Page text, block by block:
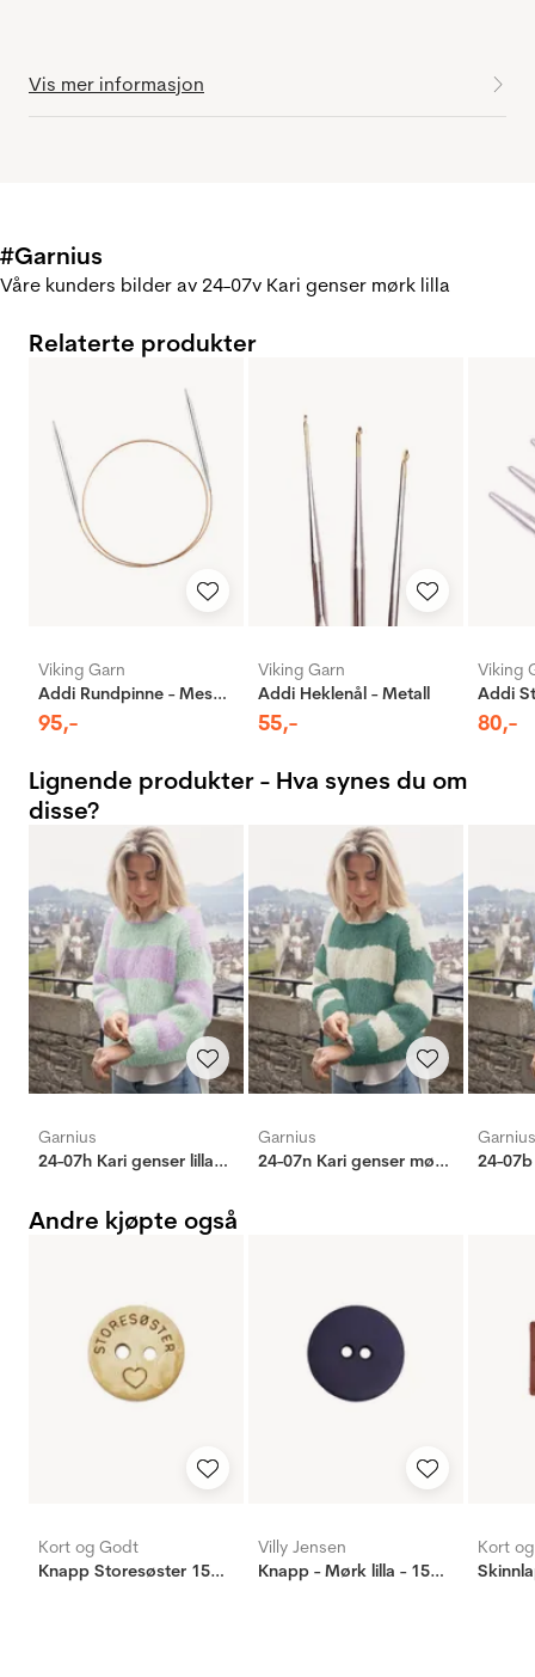
Vis mer informasjon
#Garnius
Våre kunders bilder av 24-07v Kari genser mørk lilla
Relaterte produkter
Viking Garn
Addi Rundpinne - Messing
95,-
Viking Garn
Addi Heklenål - Metall
55,-
Viking
80,-
Lignende produkter - Hva synes du om
disse?
Garnius
24-07h Kari genser lilla/mint
Garnius
24-07n Kari genser mørk jadegrønn
Garnius
24-
Andre kjøpte også
Kort og Godt
Knapp Storesøster 15mm
Villy Jensen
Knapp - Mørk lilla - 15mm
Kort